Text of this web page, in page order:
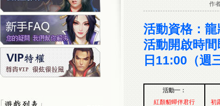
作
活動資格：
活動開啟時
日11:00（週
活動一：
紅顏貂蟬伴君行
初